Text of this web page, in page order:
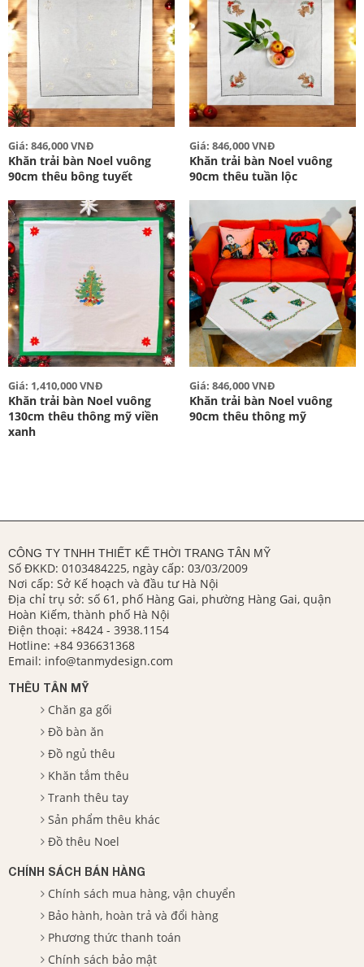
Giá: 846,000 VNĐ
Khăn trải bàn Noel vuông
90cm thêu bông tuyết
Giá: 846,000 VNĐ
Khăn trải bàn Noel vuông
90cm thêu tuần lộc
Giá: 1,410,000 VNĐ
Khăn trải bàn Noel vuông
130cm thêu thông mỹ viền
xanh
Giá: 846,000 VNĐ
Khăn trải bàn Noel vuông
90cm thêu thông mỹ
CÔNG TY TNHH THIẾT KẾ THỜI TRANG TÂN MỸ
Số ĐKKD: 0103484225, ngày cấp: 03/03/2009
Nơi cấp: Sở Kế hoạch và đầu tư Hà Nội
Địa chỉ trụ sở: số 61, phố Hàng Gai, phường Hàng Gai, quận
Hoàn Kiếm, thành phố Hà Nội
Điện thoại: +8424 - 3938.1154
Hotline: +84 936631368
Email: info@tanmydesign.com
THÊU TÂN MỸ
Chăn ga gối
Đồ bàn ăn
Đồ ngủ thêu
Khăn tắm thêu
Tranh thêu tay
Sản phẩm thêu khác
Đồ thêu Noel
CHÍNH SÁCH BÁN HÀNG
Chính sách mua hàng, vận chuyển
Bảo hành, hoàn trả và đổi hàng
Phương thức thanh toán
Chính sách bảo mật